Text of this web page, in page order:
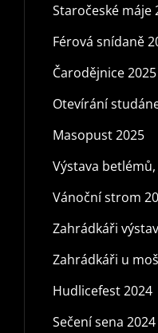
Staročeské máje
Férová snídaně
Čarodějnice 2025
Otevírání
Masopust 2025
Výstava
Vánoční strom
Zahrádkáři
Zahrádkáři u
Hudlicefest 2024
Sečení sena 2024